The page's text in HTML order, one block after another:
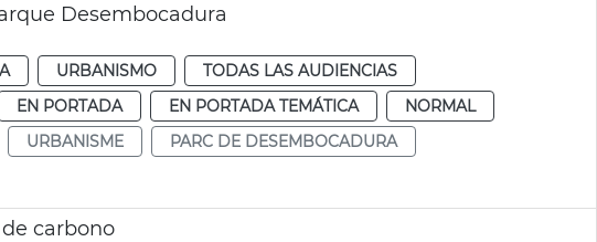
Desembocadura
URBANISMO
TODAS LAS AUDIENCIAS
EN PORTADA EN PORTADA TEMÁTICA
NORMAL
URBANISME
PARC DE DESEMBOCADURA
carbono